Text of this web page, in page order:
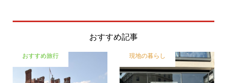
おすすめ記事
おすすめ旅行 現地の暮らし